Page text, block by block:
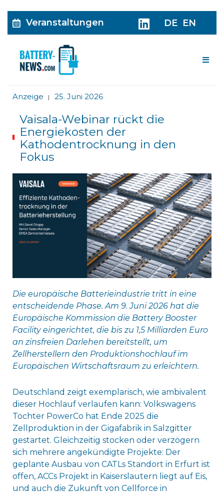
Veranstaltungen DE EN
Anzeige | 25. Juni 2026
Vaisala-Webinar rückt die
Energiekosten der
Kathodentrocknung in den
Fokus
Die europäische Batterieindustrie tritt in eine
entscheidende Phase. Am 9. Juni 2026 hat die
Europäische Kommission die Battery Booster
Facility eingerichtet, die bis zu 1,5 Milliarden Euro
an zinsfreien Darlehen bereitstellt, um
Zellherstellern den Produktionshochlauf im
Europäischen Wirtschaftsraum zu erleichtern.
Deutschland zeigt exemplarisch, wie ambivalent
dieser Hochlauf verlaufen kann: Volkswagens
Tochter PowerCo hat Ende 2025 die
Zellproduktion in der Gigafabrik in Salzgitter
gestartet. Gleichzeitig stocken oder verzögern
sich mehrere angekündigte Projekte: Der
geplante Ausbau von CATLs Standort in Erfurt ist
offen, ACCs Projekt in Kaiserslautern liegt auf Eis,
und auch die Zukunft von Cellforce in